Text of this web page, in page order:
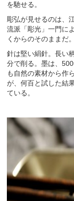
を馳せる。
彫弘が見せるのは、
流派「彫光」一門に
くからのそのままだ。
針は堅い絹針。長い
分で削る。墨は、
も自然の素材から作
が、何百と試した結
ている。